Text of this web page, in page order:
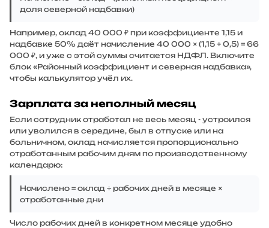
доля северной надбавки)
Например, оклад 40 000 ₽ при коэффициенте 1,15 и
надбавке 50% даёт начисление 40 000 × (1,15 + 0,5) = 66
000 ₽, и уже с этой суммы считается НДФЛ. Включите
блок «Районный коэффициент и северная надбавка»,
чтобы калькулятор учёл их.
Зарплата за неполный месяц
Если сотрудник отработал не весь месяц - устроился
или уволился в середине, был в отпуске или на
больничном, оклад начисляется пропорционально
отработанным рабочим дням по производственному
календарю:
Начислено = оклад ÷ рабочих дней в месяце ×
отработанные дни
Число рабочих дней в конкретном месяце удобно